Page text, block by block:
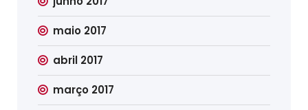
maio 2017
abril 2017
março 2017